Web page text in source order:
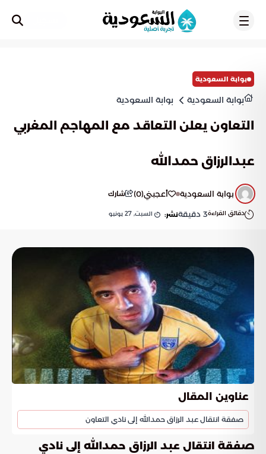
بوابة السعودية
بوابة السعودية بوابة السعودية
التعاون يعلن التعاقد مع المهاجم المغربي
عبدالرزاق حمدالله
بوابة السعودية أعجبني(
0
) شارك
دقائق القراءة3 دقيقةنشر: السبت, 27 يونيو
عناوين المقال
صفقة انتقال عبد الرزاق حمدالله إلى نادي التعاون
صفقة انتقال عبد الرزاق حمدالله إلى نادي